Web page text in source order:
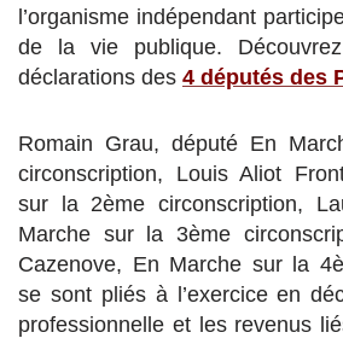
l’organisme indépendant
de la vie publique.
déclarations des 4 députés des
Romain Grau, député En
circonscription, Louis Aliot
sur la 2ème circonscription,
Marche sur la 3ème
Cazenove, En Marche sur la
se sont pliés à l’exercice en
professionnelle et les revenus